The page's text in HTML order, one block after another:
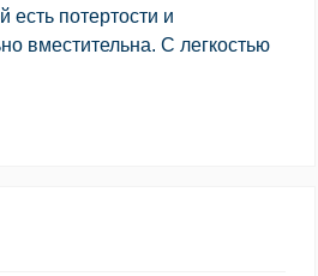
есть потертости и
вместительна. С легкостью